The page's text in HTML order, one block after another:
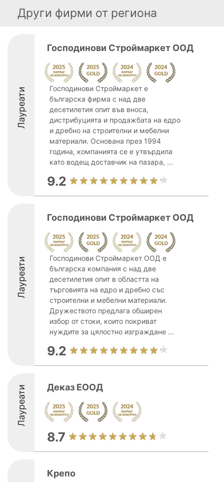
Други фирми от региона
Лауреати
Господинови Строймаркет ООД
Господинови Строймаркет е
българска фирма с над две
десетилетия опит във вноса,
дистрибуцията и продажбата на едро
и дребно на строителни и мебелни
материали. Основана през 1994
година, компанията се е утвърдила
като водещ доставчик на пазара, ...
9.2
Лауреати
Господинови Строймаркет ООД
Господинови Строймаркет ООД е
българска компания с над две
десетилетия опит в областта на
търговията на едро и дребно със
строителни и мебелни материали.
Дружеството предлага обширен
избор от стоки, които покриват
нуждите за цялостно изграждане ...
9.2
Лауреати Деказ ЕООД
8.7
Крепо